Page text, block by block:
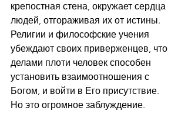
крепостная стена, окружает сердца
людей, отгораживая их от истины.
Религии и философские учения
убеждают своих приверженцев, что
делами плоти человек способен
установить взаимоотношения с
Богом, и войти в Его присутствие.
Но это огромное заблуждение.